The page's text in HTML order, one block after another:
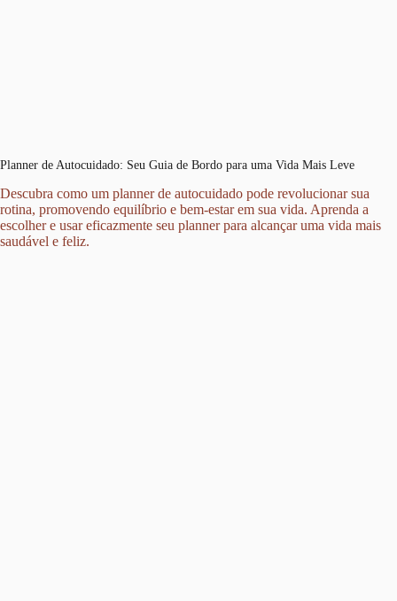
Planner de Autocuidado: Seu Guia de Bordo para uma Vida Mais Leve
Descubra como um planner de autocuidado pode revolucionar sua
rotina, promovendo equilíbrio e bem-estar em sua vida. Aprenda a
escolher e usar eficazmente seu planner para alcançar uma vida mais
saudável e feliz.